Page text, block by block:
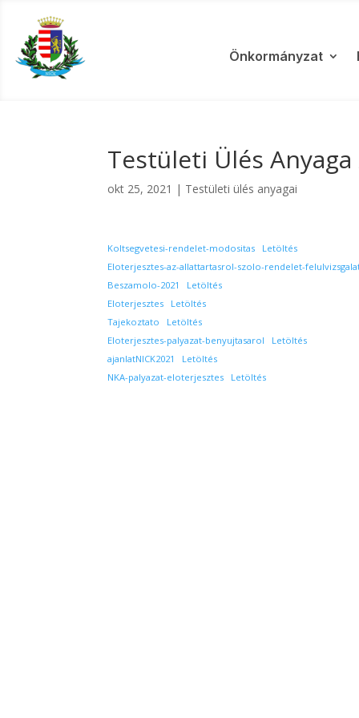
Önkormányzat
Testületi Ülés Anyaga
okt 25, 2021 | Testületi ülés anyagai
Koltsegvetesi-rendelet-modositas
Letöltés
Eloterjesztes-az-allattartasrol-szolo-rendelet-
Beszamolo-2021
Letöltés
Eloterjesztes
Letöltés
Tajekoztato
Letöltés
Eloterjesztes-palyazat-benyujtasarol
Letöltés
ajanlatNICK2021
Letöltés
NKA-palyazat-eloterjesztes
Letöltés